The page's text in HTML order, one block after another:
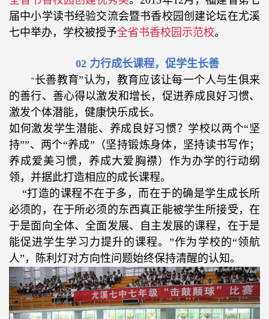
届中小学读书经验交流会暨书香校园创建论坛在尤溪
七中举办，学校被授予全省书香校园示范校。
02 力行成长课程，促学生长善
“长善教育”认为，教育应该让每一个人与生俱来
的善行、善心得以激发和增长，促进养成良好习惯、
激发个体潜能，健康快乐成长。
如何激发学生潜能、养成良好习惯？学校以两个“坚
持””、两个“养成”（坚持锻炼身体，坚持读书写作；
养成爱美习惯，养成大爱胸襟）作为办学的行动纲
领，并据此打造相应的成长课程。
“打造的课程不在于多，而在于的确是学生成长所
必须的，在于所必须的东西真正能被学生所接受，在
于是面向全体、全面发展、自主发展的课程，在于是
能促进学生学习力提升的课程。”作为学校的“领航
人”，陈利灯对方向性问题始终保持清醒的认知。